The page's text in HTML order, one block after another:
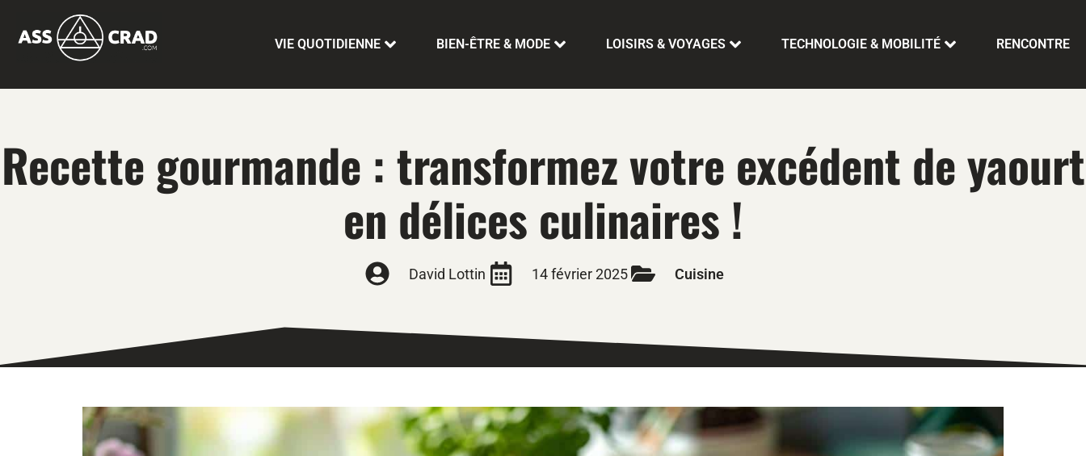
VIE QUOTIDIENNE BIEN-ÊTRE & MODE LOISIRS & VOYAGES TECHNOLOGIE & MOBILITÉ RENCONTRE
Recette gourmande : transformez votre excédent de yaourt
en délices culinaires !
David Lottin 14 février 2025 Cuisine